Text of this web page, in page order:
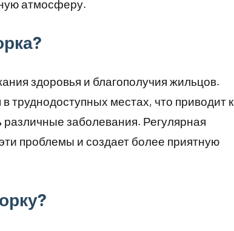
атмосферу.
здоровья и благополучия жильцов.
труднодоступных местах, что приводит к
заболевания. Регулярная
проблемы и создает более приятную